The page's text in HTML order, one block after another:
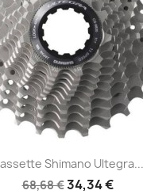
Shimano Ultegra...
68,68 €34,34 €